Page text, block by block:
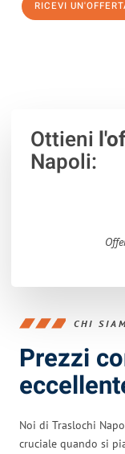
RICEVI
Ottieni
Napoli:
CHI
Prezzi
Noi di Traslochi
cruciale quando si